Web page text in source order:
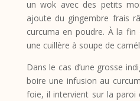
un wok avec des petits
ajoute du gingembre frais
curcuma en poudre. À la
une cuillère à soupe de
Dans le cas d’une grosse
boire une infusion au
foie, il intervient sur la paroi